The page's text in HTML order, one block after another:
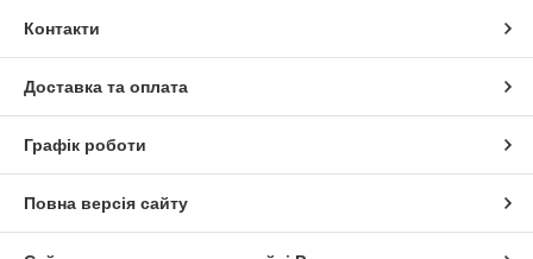
Контакти
Доставка та оплата
Графік роботи
Повна версія сайту